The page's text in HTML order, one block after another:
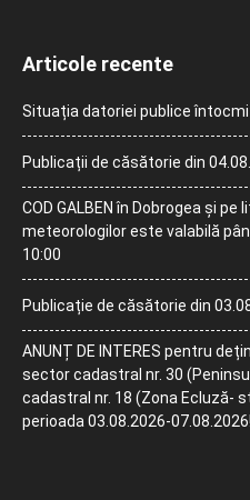
Articole recente
Situația datoriei publice
Publicații de căsătorie din
COD GALBEN în Dobrogea și
meteorologilor este valabilă
10:00
Publicație de căsătorie din
ANUNȚ DE INTERES pentru
sector cadastral nr. 30
cadastral nr. 18 (Zona Ecluză-
perioada 03.08.2026-07.08.2026!